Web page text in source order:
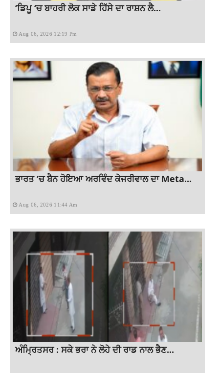
‘ਡਿਪੂ ‘ਚ ਬਾਹਰੀ ਲੋਕ ਸਾਡੇ ਹਿੱਸੇ ਦਾ ਰਾਸ਼ਨ ਲੈ...
Aug 06, 2026 12:19 Pm
ਭਾਰਤ ‘ਚ ਬੈਨ ਹੋਇਆ ਅਰਵਿੰਦ ਕੇਜਰੀਵਾਲ ਦਾ Meta...
Aug 06, 2026 11:44 Am
ਅੰਮ੍ਰਿਤਸਰ : ਸਕੇ ਭਰਾ ਨੇ ਲੋਹੇ ਦੀ ਰਾਡ ਨਾਲ ਭੈਣ...